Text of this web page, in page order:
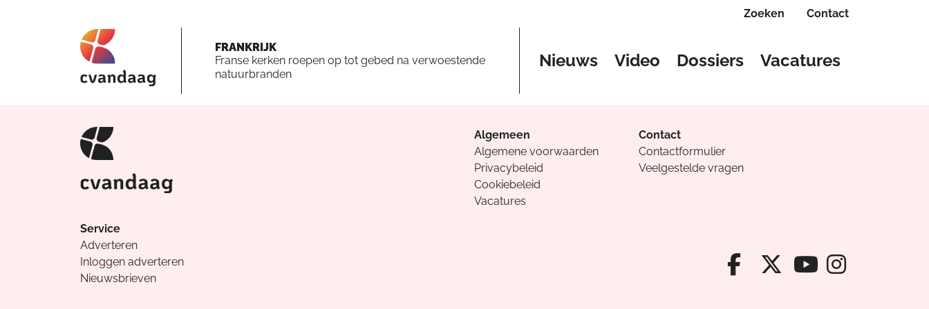
Zoeken Contact
FRANKRIJK
Franse kerken roepen op tot gebed na verwoestende
natuurbranden
Nieuws Video Dossiers Vacatures
Algemeen
Algemene voorwaarden
Privacybeleid
Cookiebeleid
Vacatures
Contact
Contactformulier
Veelgestelde vragen
Service
Adverteren
Inloggen adverteren
Nieuwsbrieven
Facebook van
X van